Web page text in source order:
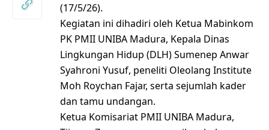
(17/5/26).
Kegiatan ini dihadiri oleh Ketua Mabinkom
PK PMII UNIBA Madura, Kepala Dinas
Lingkungan Hidup (DLH) Sumenep Anwar
Syahroni Yusuf, peneliti Oleolang Institute
Moh Roychan Fajar, serta sejumlah kader
dan tamu undangan.
Ketua Komisariat PMII UNIBA Madura,